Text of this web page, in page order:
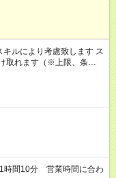
ルにより考慮致します ス
取れます（※上限、条件